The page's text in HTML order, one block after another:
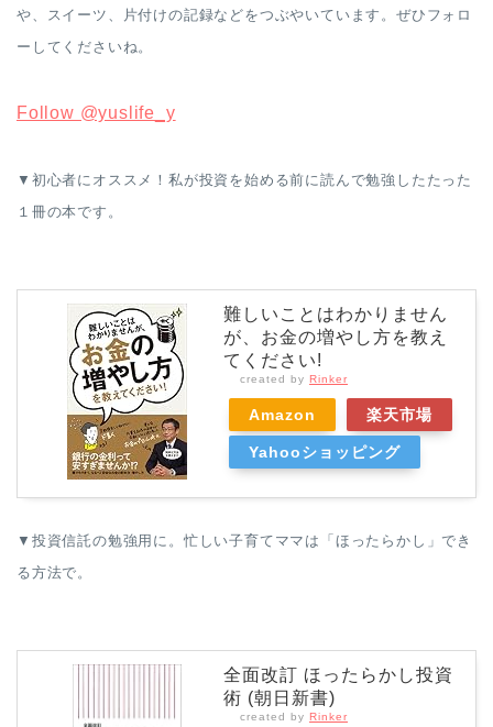
や、スイーツ、片付けの記録などをつぶやいています。ぜひフォロ
ーしてくださいね。
Follow @yuslife_y
▼初心者にオススメ！私が投資を始める前に読んで勉強したたった
１冊の本です。
難しいことはわかりません
が、お金の増やし方を教え
てください!
created by Rinker
Amazon 楽天市場
Yahooショッピング
▼投資信託の勉強用に。忙しい子育てママは「ほったらかし」でき
る方法で。
全面改訂 ほったらかし投資
術 (朝日新書)
created by Rinker